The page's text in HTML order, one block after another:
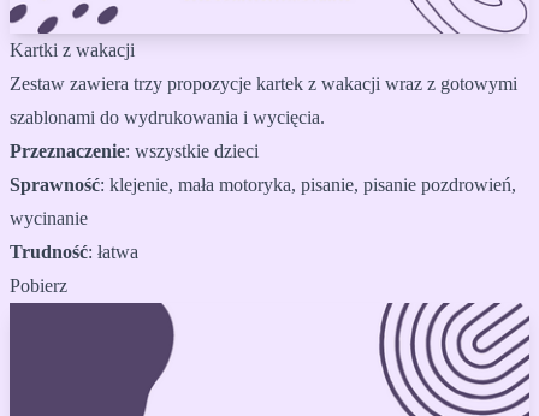
Kartki z wakacji
Zestaw zawiera trzy propozycje kartek z wakacji wraz z gotowymi
szablonami do wydrukowania i wycięcia.
Przeznaczenie: wszystkie dzieci
Sprawność: klejenie, mała motoryka, pisanie, pisanie pozdrowień,
wycinanie
Trudność: łatwa
Pobierz